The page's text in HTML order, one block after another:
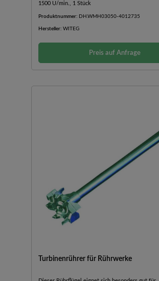
1500 U/min., 1 Stück
Produktnummer: DH.WMH03050-4012735
Hersteller: WITEG
Preis auf Anfrage
Turbinenrührer für Rührwerke